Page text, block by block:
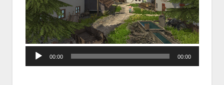
Player
00:00 00:00